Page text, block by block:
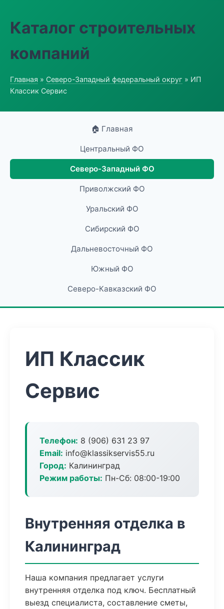
Каталог строительных
компаний
Главная » Северо-Западный федеральный округ » ИП
Классик Сервис
🏠 Главная
Центральный ФО
Северо-Западный ФО
Приволжский ФО
Уральский ФО
Сибирский ФО
Дальневосточный ФО
Южный ФО
Северо-Кавказский ФО
ИП Классик
Сервис
Телефон: 8 (906) 631 23 97
Email: info@klassikservis55.ru
Город: Калининград
Режим работы: Пн-Сб: 08:00-19:00
Внутренняя отделка в
Калининград
Наша компания предлагает услуги
внутренняя отделка под ключ. Бесплатный
выезд специалиста, составление сметы,